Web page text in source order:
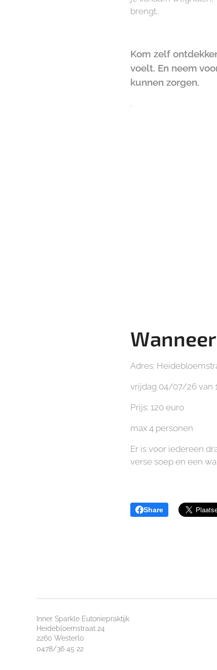
brengt..
Kom zelf
voelt. En neem
kunnen zorgen.
.
Adres:
vrijdag 04/07/26 van
Prijs: 120 euro
max 4 personen
Er is voor iedereen
verse soep en een
Share
Inner Sparkle Eutoniepraktijk
Heidebloemstraat 24
2260 Westerlo
0478/36 45 22